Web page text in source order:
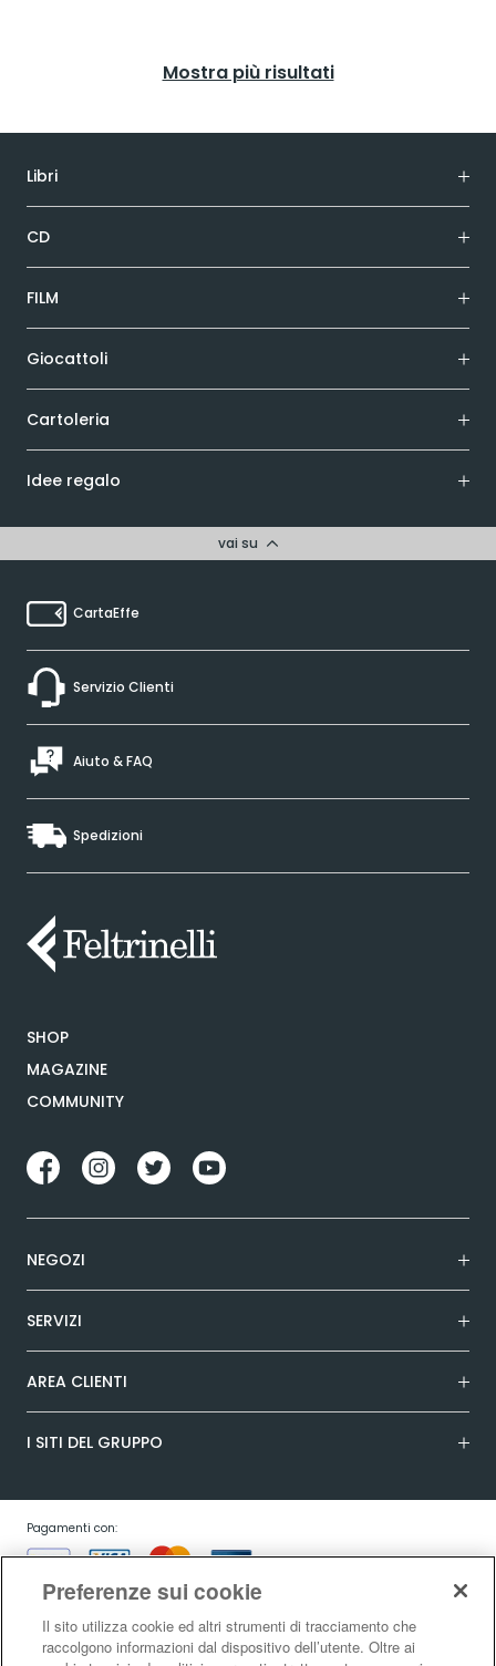
Mostra più risultati
Libri
CD
FILM
Giocattoli
Cartoleria
Idee regalo
vai su
CartaEffe
Servizio Clienti
Aiuto & FAQ
Spedizioni
SHOP
MAGAZINE
COMMUNITY
NEGOZI
SERVIZI
AREA CLIENTI
I SITI DEL GRUPPO
Pagamenti con:
Preferenze sui cookie
Il sito utilizza cookie ed altri strumenti di tracciamento che
raccolgono informazioni dal dispositivo dell’utente. Oltre ai